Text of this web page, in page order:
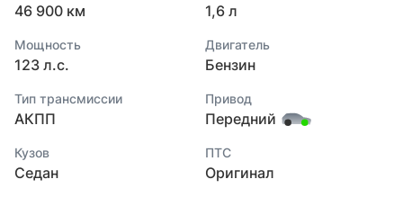
46 900 км 1,6 л
Мощность
123 л.с.
Двигатель
Бензин
Тип трансмиссии
АКПП
Привод
Передний
Кузов
Седан
ПТС
Оригинал